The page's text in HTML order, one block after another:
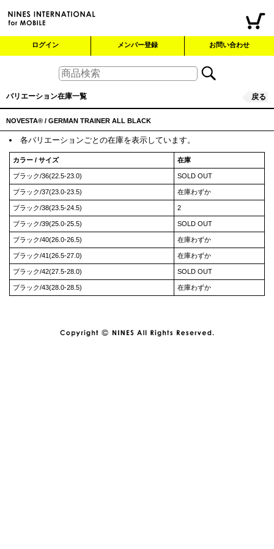
ログイン メンバー登録 お問い合わせ
バリエーション在庫一覧 戻る
NOVESTA®︎ / GERMAN TRAINER ALL BLACK
各バリエーションごとの在庫を表示しています。
カラー / サイズ 在庫
ブラック/36(22.5-23.0) SOLD OUT
ブラック/37(23.0-23.5) 在庫わずか
ブラック/38(23.5-24.5) 2
ブラック/39(25.0-25.5) SOLD OUT
ブラック/40(26.0-26.5) 在庫わずか
ブラック/41(26.5-27.0) 在庫わずか
ブラック/42(27.5-28.0) SOLD OUT
ブラック/43(28.0-28.5) 在庫わずか